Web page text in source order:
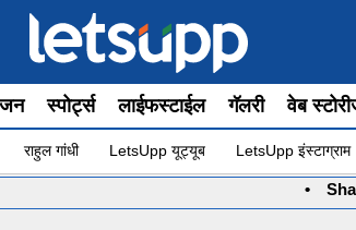
स्पोर्ट्स लाईफस्टाईल गॅलरी वेब
राहुल गांधी LetsUpp यूट्यूब LetsUpp इंस्टाग्राम
Shashikant